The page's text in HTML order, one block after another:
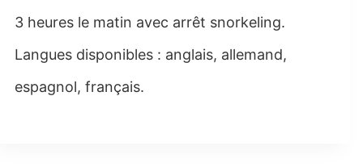
3 heures le matin avec arrêt snorkeling.
Langues disponibles : anglais, allemand,
espagnol, français.